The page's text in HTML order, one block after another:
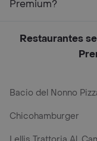
Premium?
Restaurantes
Bacio del Nonno
Chicohamburger